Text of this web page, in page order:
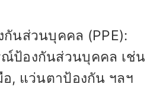
กันส่วนบุคคล (PPE):
ณ์ป้องกันส่วนบุคคล เช่น
, แว่นตาป้องกัน ฯลฯ